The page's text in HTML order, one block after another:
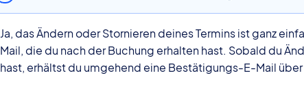
Ja, das Ändern oder Stornieren deines Termins ist ganz
Mail, die du nach der Buchung erhalten hast. Sobald du
hast, erhältst du umgehend eine Bestätigungs-E-Mail